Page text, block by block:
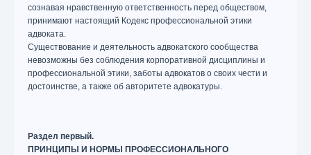
сознавая нравственную ответственность перед обществом,
принимают настоящий Кодекс профессиональной этики
адвоката.
Существование и деятельность адвокатского сообщества
невозможны без соблюдения корпоративной дисциплины и
профессиональной этики, заботы адвокатов о своих чести и
достоинстве, а также об авторитете адвокатуры.
Раздел первый.
ПРИНЦИПЫ И НОРМЫ ПРОФЕССИОНАЛЬНОГО